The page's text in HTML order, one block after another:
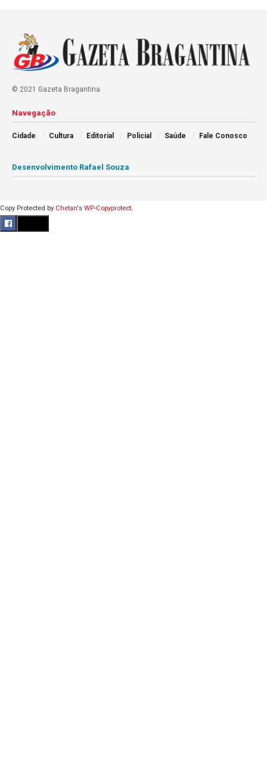
© 2021 Gazeta Bragantina
Navegação
Cidade Cultura Editorial Policial Saúde Fale Conosco
Desenvolvimento Rafael Souza
Copy Protected by Chetan's WP-Copyprotect.